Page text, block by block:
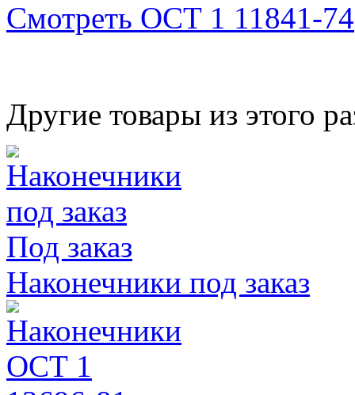
Смотреть ОСТ 1 11841-74
Другие товары из этого
Под заказ
Наконечники под заказ